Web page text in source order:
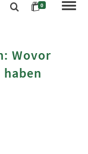
0
Wovor